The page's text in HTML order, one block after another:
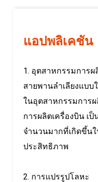
แอปพลิเคชัน
1. อุตสาหกรรมการผ
สายพานลำเลียงแบ
ในอุตสาหกรรมการ
การผลิตเครื่องบิน เ
จำนวนมากที่เกิดขึ้น
ประสิทธิภาพ
2. การแปรรูปโลหะ